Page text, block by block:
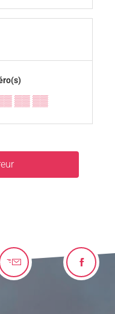
▒▒ ▒▒